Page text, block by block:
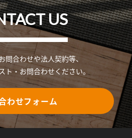
US
問合わせや法人契約等、
ト・お問合わせください。
わせフォーム